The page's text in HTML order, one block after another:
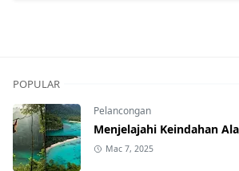
POPULAR
Pelancongan
Menjelajahi Keindahan
Mac 7, 2025